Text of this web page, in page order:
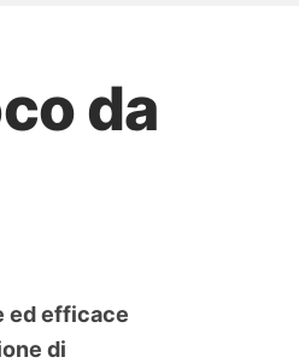
da
ed efficace
di